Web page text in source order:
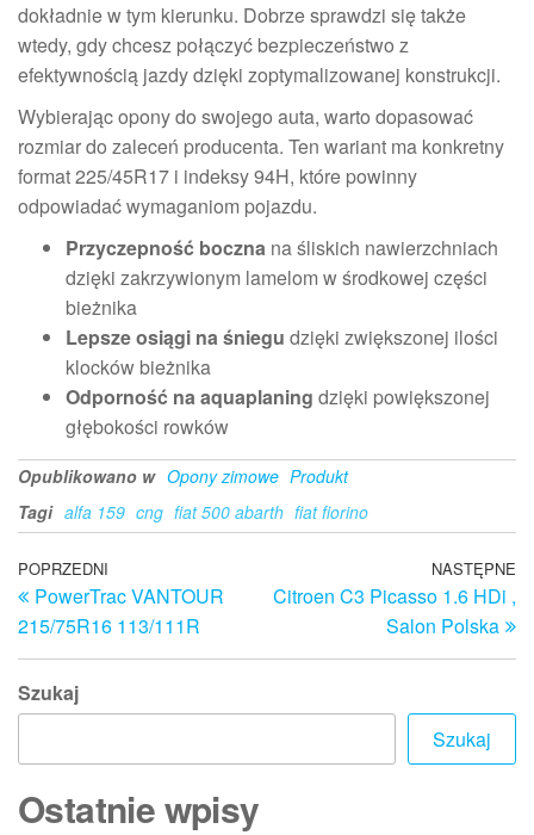
dokładnie w tym kierunku. Dobrze sprawdzi się także
wtedy, gdy chcesz połączyć bezpieczeństwo z
efektywnością jazdy dzięki zoptymalizowanej konstrukcji.
Wybierając opony do swojego auta, warto dopasować
rozmiar do zaleceń producenta. Ten wariant ma konkretny
format 225/45R17 i indeksy 94H, które powinny
odpowiadać wymaganiom pojazdu.
Przyczepność boczna na śliskich nawierzchniach
dzięki zakrzywionym lamelom w środkowej części
bieżnika
Lepsze osiągi na śniegu dzięki zwiększonej ilości
klocków bieżnika
Odporność na aquaplaning dzięki powiększonej
głębokości rowków
Opublikowano w Opony zimowe Produkt
Tagi alfa 159 cng fiat 500 abarth fiat fiorino
Nawigacja
wpisu
Poprzedni
wpis
POPRZEDNI
PowerTrac VANTOUR
215/75R16 113/111R
NASTĘPNE
Citroen C3 Picasso 1.6 HDi ,
Salon Polska
Szukaj
Szukaj
Ostatnie wpisy